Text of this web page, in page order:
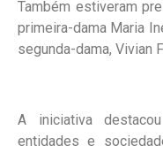
Também estiveram
primeira-dama Maria
segunda-dama, Vivian
A iniciativa
entidades e